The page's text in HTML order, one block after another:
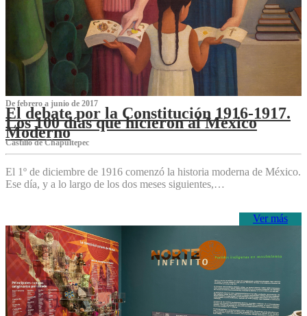
De febrero a junio de 2017
El debate por la Constitución 1916-1917.
Los 100 días que hicieron al México
Moderno
Castillo de Chapultepec
El 1º de diciembre de 1916 comenzó la historia moderna de México.
Ese día, y a lo largo de los dos meses siguientes,…
Ver más